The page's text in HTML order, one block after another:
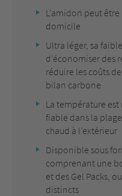
L’amidon peut
domicile
Ultra léger, sa
d’économiser des
réduire les coûts
bilan carbone
La température
fiable dans la
chaud à l’extérieur
Disponible sous
comprenant une
et des Gel Packs,
distincts